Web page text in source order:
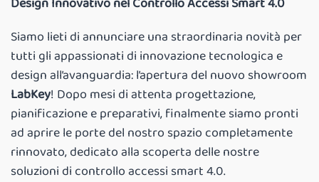
Siamo lieti di annunciare una straordinaria novità per
tutti gli appassionati di innovazione tecnologica e
design all’avanguardia: l’apertura del nuovo showroom
LabKey! Dopo mesi di attenta progettazione,
pianificazione e preparativi, finalmente siamo pronti
ad aprire le porte del nostro spazio completamente
rinnovato, dedicato alla scoperta delle nostre
soluzioni di controllo accessi smart 4.0.